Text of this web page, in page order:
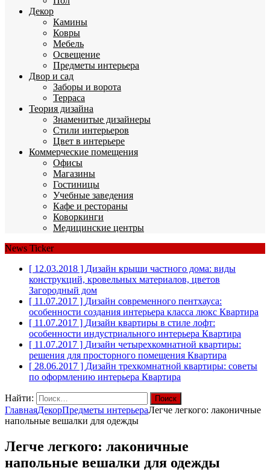
Декор
Камины
Ковры
Мебель
Освещение
Предметы интерьера
Двор и сад
Заборы и ворота
Терраса
Теория дизайна
Знаменитые дизайнеры
Стили интерьеров
Цвет в интерьере
Коммерческие помещения
Офисы
Магазины
Гостиницы
Учебные заведения
Кафе и рестораны
Коворкинги
Медицинские центры
News Ticker
[ 12.03.2018 ] Дизайн крыши частного дома: виды
конструкций, кровельных материалов, цветов
Загородный дом
[ 11.07.2017 ] Дизайн современного пентхауса:
особенности создания интерьера класса люкс Квартира
[ 11.07.2017 ] Дизайн квартиры в стиле лофт:
особенности индустриального интерьера Квартира
[ 11.07.2017 ] Дизайн четырехкомнатной квартиры:
решения для просторного помещения Квартира
[ 28.06.2017 ] Дизайн трехкомнатной квартиры: советы
по оформлению интерьера Квартира
Найти:
ГлавнаяДекорПредметы интерьераЛегче легкого: лаконичные
напольные вешалки для одежды
Легче легкого: лаконичные
напольные вешалки для одежды